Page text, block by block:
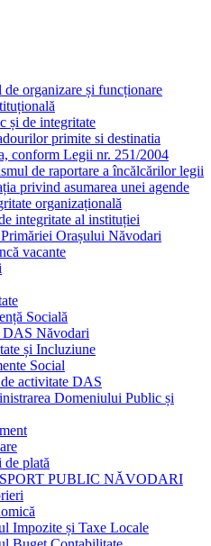
de organizare și funcționare
și de integritate
primite si destinatia
conform Legii nr. 251/2004
de raportare a încălcărilor legii
privind asumarea unei agende
organizațională
integritate al instituției
Orașului Năvodari
vacante
Socială
DAS Năvodari
și Incluziune
Social
activitate DAS
Domeniului Public și
plată
PUBLIC NĂVODARI
Impozite și Taxe Locale